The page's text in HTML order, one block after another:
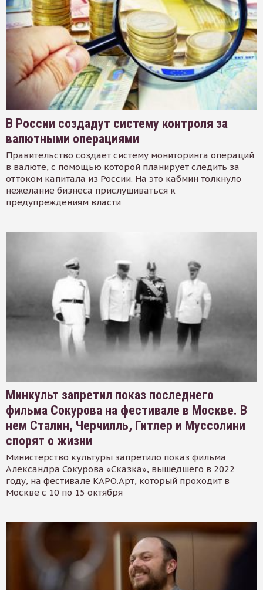
В России создадут систему контроля за
валютными операциями
Правительство создает систему мониторинга операций
в валюте, с помощью которой планирует следить за
оттоком капитала из России. На это кабмин толкнуло
нежелание бизнеса прислушиваться к
предупреждениям власти
Минкульт запретил показ последнего
фильма Сокурова на фестивале в Москве. В
нем Сталин, Черчилль, Гитлер и Муссолини
спорят о жизни
Министерство культуры запретило показ фильма
Александра Сокурова «Сказка», вышедшего в 2022
году, на фестивале КАРО.Арт, который проходит в
Москве с 10 по 15 октября